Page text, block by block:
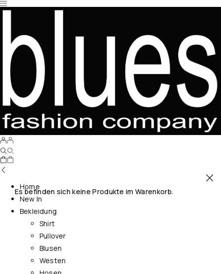
Es befinden sich keine Produkte im Warenkorb.
Home
New In
Bekleidung
Shirt
Pullover
Blusen
Westen